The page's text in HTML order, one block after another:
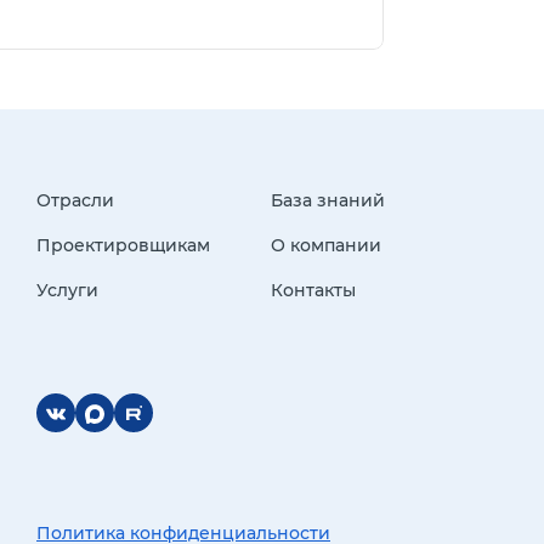
Отрасли
Проектировщикам
Услуги
База знаний
О компании
Контакты
Политика конфиденциальности